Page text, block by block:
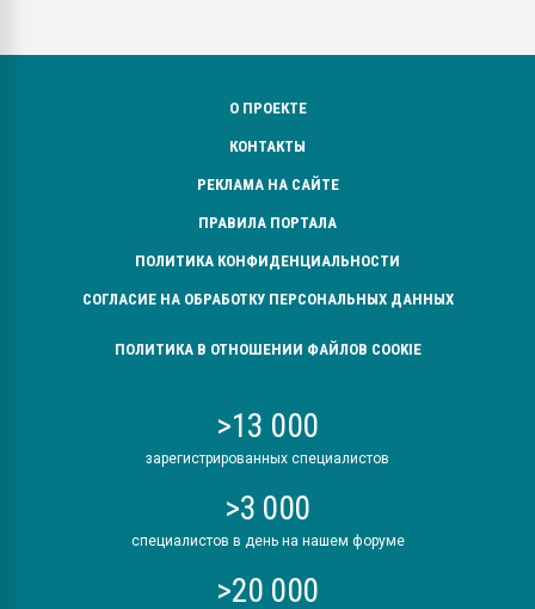
О ПРОЕКТЕ
КОНТАКТЫ
РЕКЛАМА НА САЙТЕ
ПРАВИЛА ПОРТАЛА
ПОЛИТИКА КОНФИДЕНЦИАЛЬНОСТИ
СОГЛАСИЕ НА ОБРАБОТКУ ПЕРСОНАЛЬНЫХ ДАННЫХ
ПОЛИТИКА В ОТНОШЕНИИ ФАЙЛОВ COOKIE
>13 000
зарегистрированных специалистов
>3 000
специалистов в день на нашем форуме
>20 000